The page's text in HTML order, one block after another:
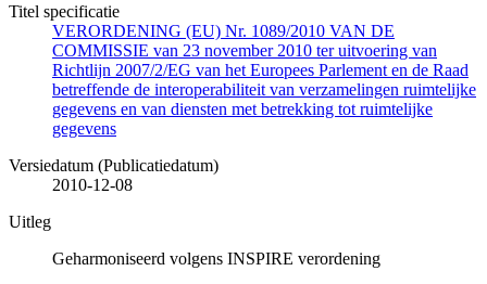
Titel specificatie
VERORDENING (EU) Nr. 1089/2010 VAN DE
COMMISSIE van 23 november 2010 ter uitvoering van
Richtlijn 2007/2/EG van het Europees Parlement en de Raad
betreffende de interoperabiliteit van verzamelingen ruimtelijke
gegevens en van diensten met betrekking tot ruimtelijke
gegevens
Versiedatum (Publicatiedatum)
2010-12-08
Uitleg
Geharmoniseerd volgens INSPIRE verordening